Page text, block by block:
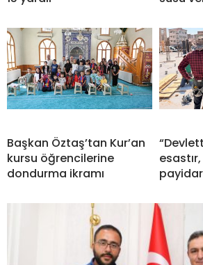
Başkan Öztaş’tan Kur’an
kursu öğrencilerine
dondurma ikramı